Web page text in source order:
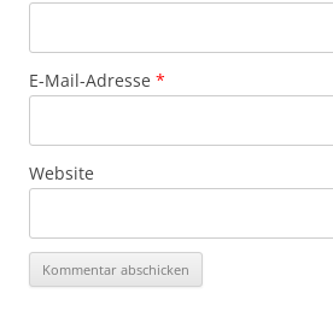
E-Mail-Adresse *
Website